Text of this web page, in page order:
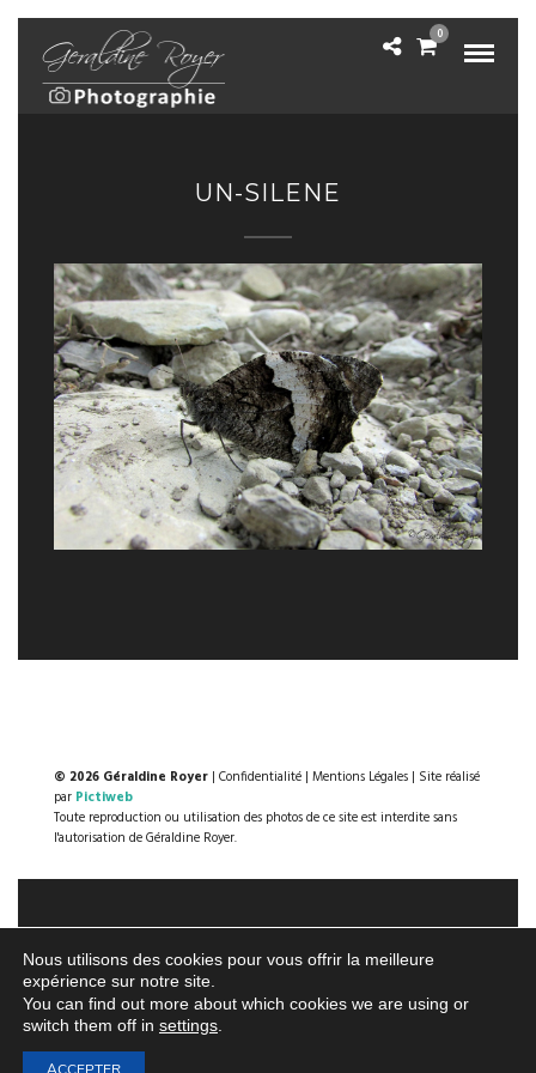
0
UN-SILENE
© 2026 Géraldine Royer | Confidentialité | Mentions Légales | Site réalisé
par Pictiweb
Toute reproduction ou utilisation des photos de ce site est interdite sans
l'autorisation de Géraldine Royer.
Nous utilisons des cookies pour vous offrir la meilleure
expérience sur notre site.
You can find out more about which cookies we are using or
switch them off in settings